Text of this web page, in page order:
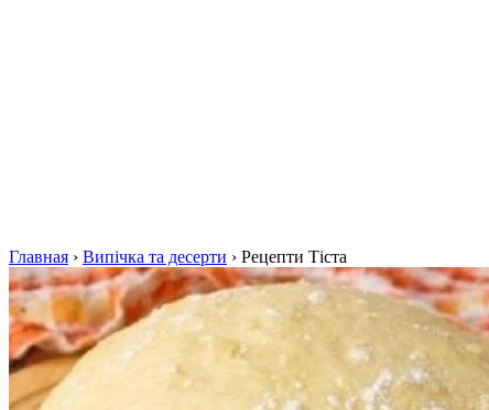
Главная › Випічка та десерти › Рецепти Тіста